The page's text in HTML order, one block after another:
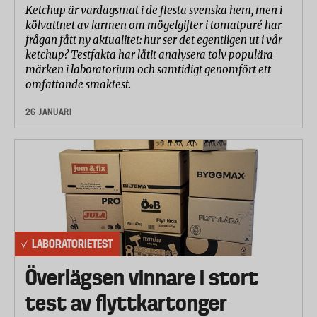
Ketchup är vardagsmat i de flesta svenska hem, men i
kölvattnet av larmen om mögelgifter i tomatpuré har
frågan fått ny aktualitet: hur ser det egentligen ut i vår
ketchup? Testfakta har låtit analysera tolv populära
märken i laboratorium och samtidigt genomfört ett
omfattande smaktest.
26 JANUARI
LABORATORIETEST
Överlägsen vinnare i stort
test av flyttkartonger